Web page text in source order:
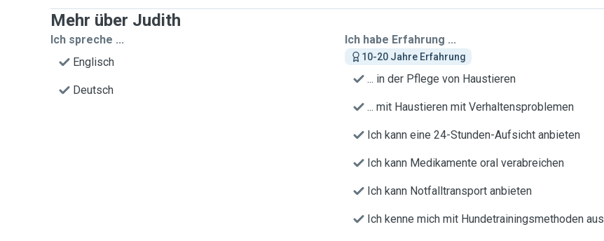
Mehr über Judith
Ich spreche ...
Englisch
Deutsch
Ich habe Erfahrung ...
10-20 Jahre Erfahrung
... in der Pflege von Haustieren
... mit Haustieren mit Verhaltensproblemen
Ich kann eine 24-Stunden-Aufsicht anbieten
Ich kann Medikamente oral verabreichen
Ich kann Notfalltransport anbieten
Ich kenne mich mit Hundetrainingsmethoden aus